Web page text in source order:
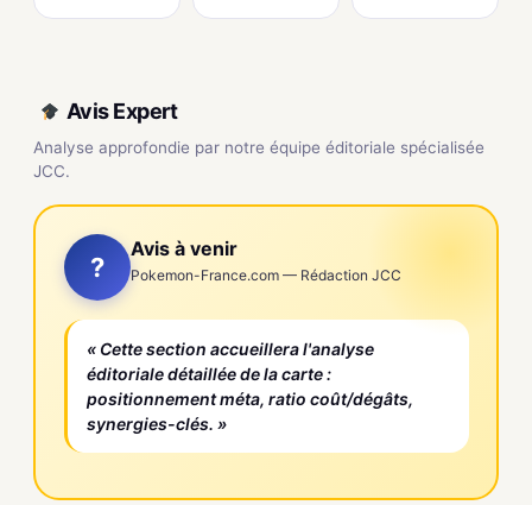
Avis Expert
Analyse approfondie par notre équipe éditoriale spécialisée
JCC.
?
Avis à venir
Pokemon-France.com — Rédaction JCC
« Cette section accueillera l'analyse
éditoriale détaillée de la carte :
positionnement méta, ratio coût/dégâts,
synergies-clés. »